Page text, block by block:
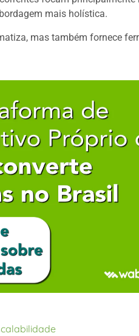
mais holística.
mas também fornece